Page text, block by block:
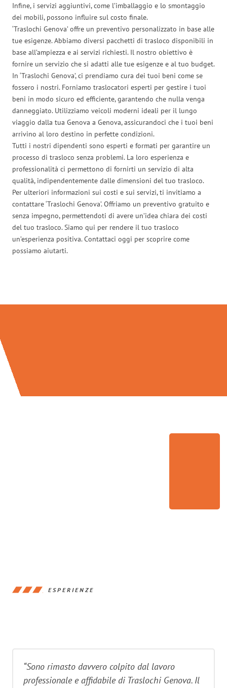
Infine, i servizi aggiuntivi, come l’imballaggio e lo smontaggio
dei mobili, possono influire sul costo finale.
‘Traslochi Genova’ offre un preventivo personalizzato in base alle
tue esigenze. Abbiamo diversi pacchetti di trasloco disponibili in
base all’ampiezza e ai servizi richiesti. Il nostro obiettivo è
fornire un servizio che si adatti alle tue esigenze e al tuo budget.
In ‘Traslochi Genova’, ci prendiamo cura dei tuoi beni come se
fossero i nostri. Forniamo traslocatori esperti per gestire i tuoi
beni in modo sicuro ed efficiente, garantendo che nulla venga
danneggiato. Utilizziamo veicoli moderni ideali per il lungo
viaggio dalla tua Genova a Genova, assicurandoci che i tuoi beni
arrivino al loro destino in perfette condizioni.
Tutti i nostri dipendenti sono esperti e formati per garantire un
processo di trasloco senza problemi. La loro esperienza e
professionalità ci permettono di fornirti un servizio di alta
qualità, indipendentemente dalle dimensioni del tuo trasloco.
Per ulteriori informazioni sui costi e sui servizi, ti invitiamo a
contattare ‘Traslochi Genova’. Offriamo un preventivo gratuito e
senza impegno, permettendoti di avere un’idea chiara dei costi
del tuo trasloco. Siamo qui per rendere il tuo trasloco
un’esperienza positiva. Contattaci oggi per scoprire come
possiamo aiutarti.
ESPERIENZE
“Sono rimasto davvero colpito dal lavoro
professionale e affidabile di Traslochi Genova. Il